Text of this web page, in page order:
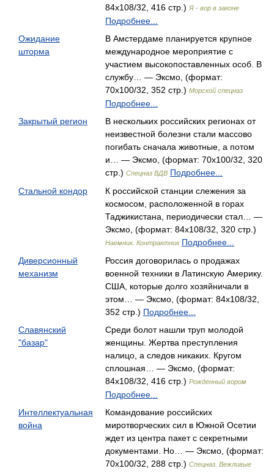
84x108/32, 416 стр.) Я - вор в законе
Подробнее...
Ожидание
шторма
В Амстердаме планируется крупное
международное мероприятие с
участием высокопоставленных особ. В
службу… — Эксмо, (формат:
70x100/32, 352 стр.) Морской спецназ
Подробнее...
Закрытый регион
В нескольких российских регионах от
неизвестной болезни стали массово
погибать сначала животные, а потом
и… — Эксмо, (формат: 70x100/32, 320
стр.) Спецназ ВДВ Подробнее...
Стальной кондор
К российской станции слежения за
космосом, расположенной в горах
Таджикистана, периодически стал… —
Эксмо, (формат: 84x108/32, 320 стр.)
Наемник. Контрактник Подробнее...
Диверсионный
механизм
Россия договорилась о продажах
военной техники в Латинскую Америку.
США, которые долго хозяйничали в
этом… — Эксмо, (формат: 84x108/32,
352 стр.) Подробнее...
Славянский
"базар"
Среди болот нашли труп молодой
женщины. Жертва преступления
налицо, а следов никаких. Кругом
сплошная… — Эксмо, (формат:
84x108/32, 416 стр.) Рожденный вором
Подробнее...
Интеллектуальная
война
Командование российских
миротворческих сил в Южной Осетии
ждет из центра пакет с секретными
документами. Но… — Эксмо, (формат:
70x100/32, 288 стр.) Спецназ. Вежливые